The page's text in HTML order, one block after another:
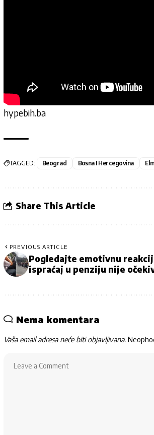
hypebih.ba
TAGGED: Beograd Bosna I Hercegovina
Share This Article
PREVIOUS ARTICLE
Pogledajte emotivnu
ispraćaj u penziju nije
Nema komentara
Vaša email adresa neće biti objavljivana.